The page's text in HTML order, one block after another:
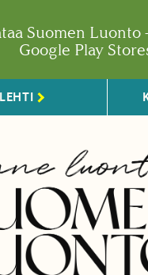
Suomen Luonto
Google Play